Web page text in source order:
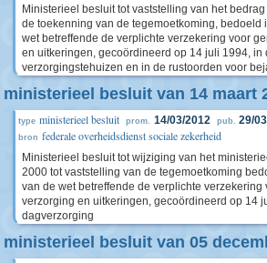
Ministerieel besluit tot vaststelling van het
de toekenning van de tegemoetkoming, bedoeld
wet betreffende de verplichte verzekering voor
en uitkeringen, gecoördineerd op 14 juli 1994, in
verzorgingstehuizen en in de rustoorden voor
ministerieel besluit van 14 maart
type ministerieel besluit prom. 14/03/2012 pub. 29/
bron federale overheidsdienst sociale zekerheid
Ministerieel besluit tot wijziging van het
2000 tot vaststelling van de tegemoetkoming
van de wet betreffende de verplichte verzekering
verzorging en uitkeringen, gecoördineerd op 14
dagverzorging
ministerieel besluit van 05